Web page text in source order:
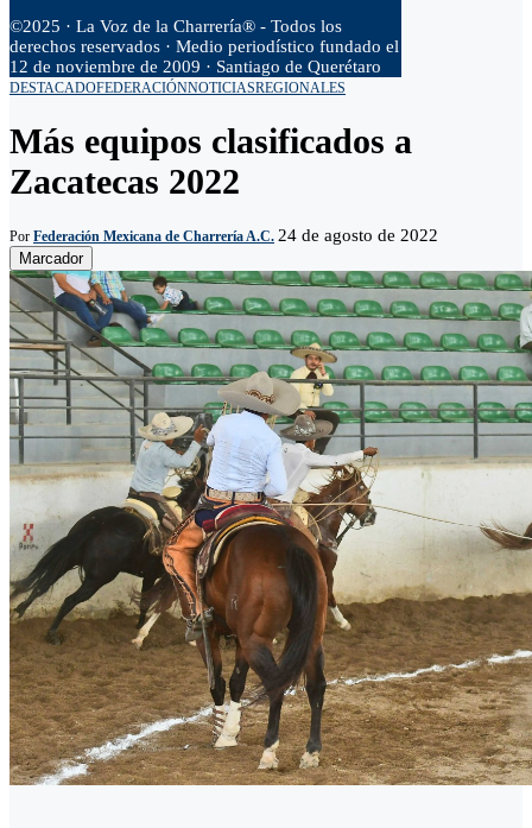
©2025 · La Voz de la Charrería® - Todos los
derechos reservados · Medio periodístico fundado el
12 de noviembre de 2009 · Santiago de Querétaro
DESTACADOFEDERACIÓNNOTICIASREGIONALES
Más equipos clasificados a
Zacatecas 2022
Por Federación Mexicana de Charrería A.C. 24 de agosto de 2022
Marcador